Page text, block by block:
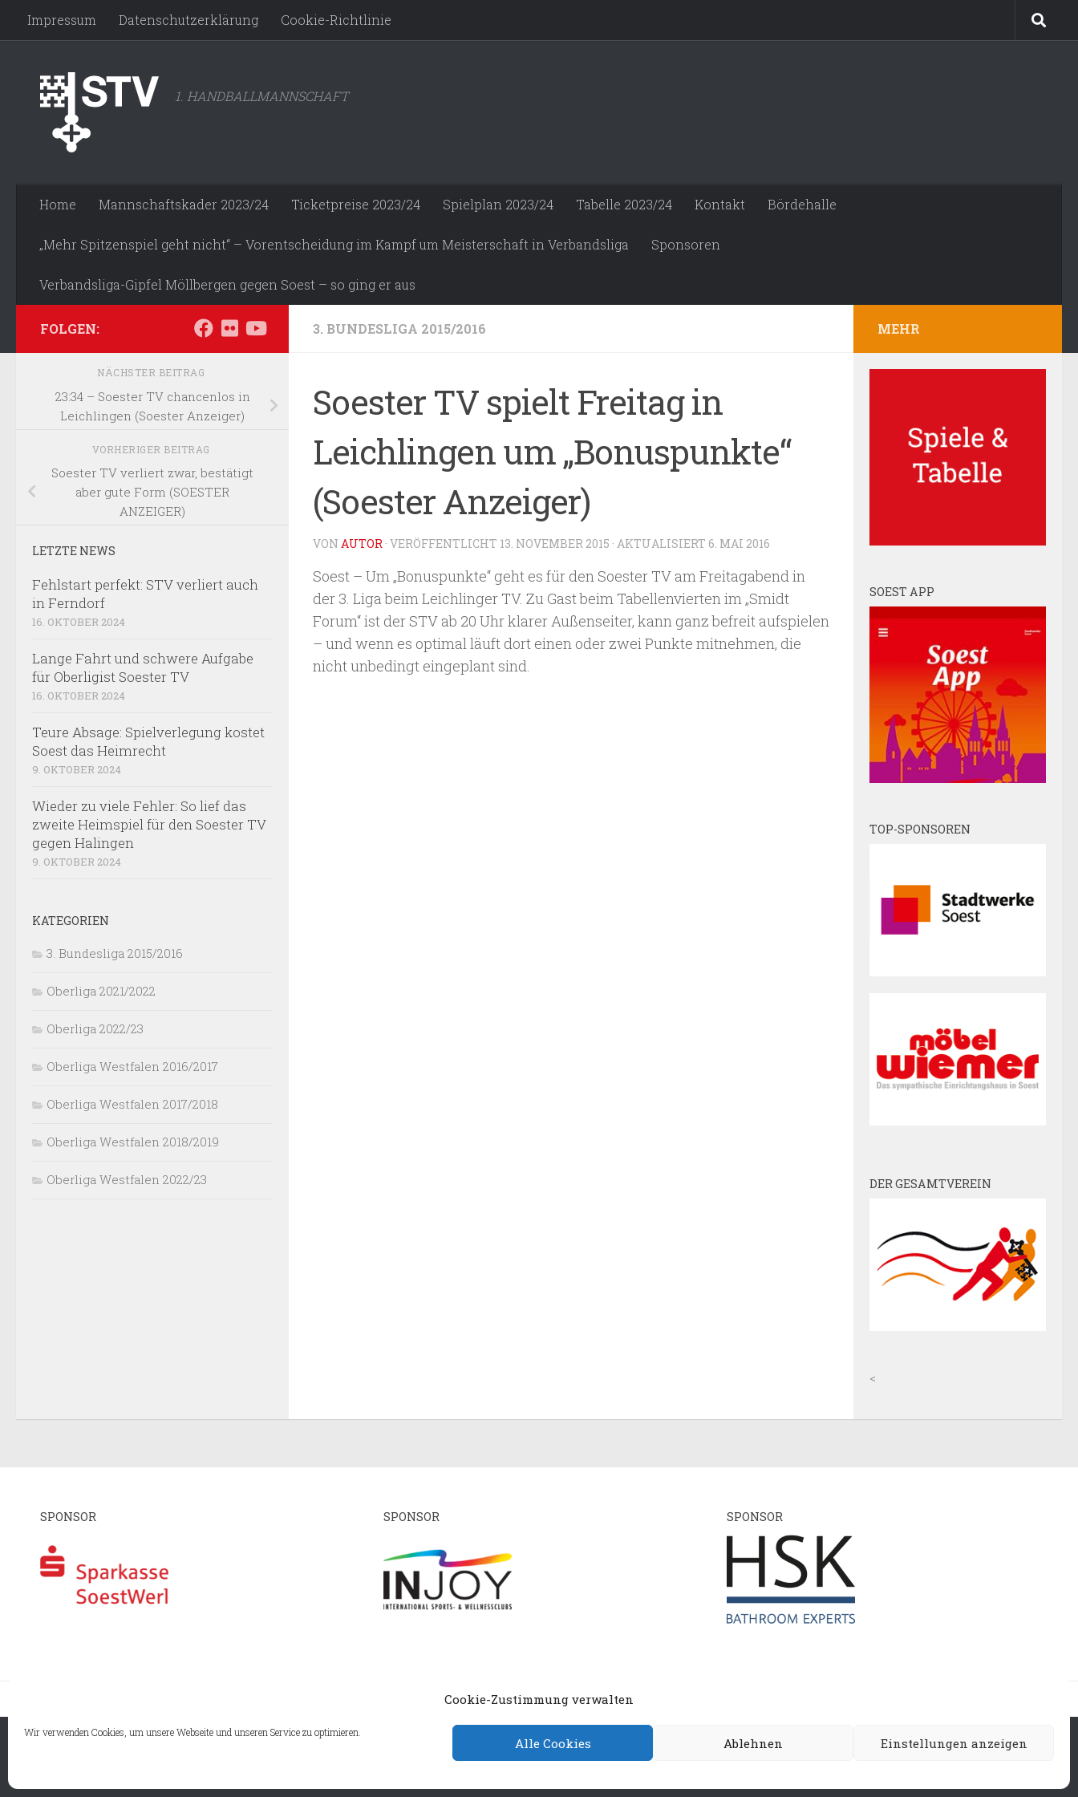
Cookie-Zustimmung verwalten
Wir verwenden Cookies, um unsere Webseite und unseren Service zu optimieren.
Alle Cookies Ablehnen Einstellungen anzeigen
Zum Inhalt springen
Impressum Datenschutzerklärung Cookie-Richtlinie
1. HANDBALLMANNSCHAFT
Home Mannschaftskader 2023/24 Ticketpreise 2023/24 Spielplan 2023/24 Tabelle 2023/24 Kontakt Bördehalle
„Mehr Spitzenspiel geht nicht“ – Vorentscheidung im Kampf um Meisterschaft in Verbandsliga Sponsoren
Verbandsliga-Gipfel Möllbergen gegen Soest – so ging er aus
3. BUNDESLIGA 2015/2016
Soester TV spielt Freitag in
Leichlingen um „Bonuspunkte“
(Soester Anzeiger)
VON AUTOR · VERÖFFENTLICHT 13. NOVEMBER 2015 · AKTUALISIERT 6. MAI 2016
Soest – Um „Bonuspunkte“ geht es für den Soester TV am Freitagabend in
der 3. Liga beim Leichlinger TV. Zu Gast beim Tabellenvierten im „Smidt
Forum“ ist der STV ab 20 Uhr klarer Außenseiter, kann ganz befreit aufspielen
– und wenn es optimal läuft dort einen oder zwei Punkte mitnehmen, die
nicht unbedingt eingeplant sind.
FOLGEN:
NÄCHSTER BEITRAG
23:34 – Soester TV chancenlos in
Leichlingen (Soester Anzeiger)
VORHERIGER BEITRAG
Soester TV verliert zwar, bestätigt
aber gute Form (SOESTER
ANZEIGER)
LETZTE NEWS
Fehlstart perfekt: STV verliert auch
in Ferndorf
16. OKTOBER 2024
Lange Fahrt und schwere Aufgabe
für Oberligist Soester TV
16. OKTOBER 2024
Teure Absage: Spielverlegung kostet
Soest das Heimrecht
9. OKTOBER 2024
Wieder zu viele Fehler: So lief das
zweite Heimspiel für den Soester TV
gegen Halingen
9. OKTOBER 2024
KATEGORIEN
3. Bundesliga 2015/2016
Oberliga 2021/2022
Oberliga 2022/23
Oberliga Westfalen 2016/2017
Oberliga Westfalen 2017/2018
Oberliga Westfalen 2018/2019
Oberliga Westfalen 2022/23
MEHR
SOEST APP
TOP-SPONSOREN
DER GESAMTVEREIN
<
SPONSOR SPONSOR SPONSOR
Datenschutzerklärung Cookie-Richtlinie